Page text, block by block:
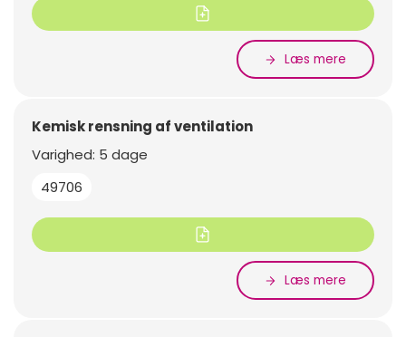
Læs mere
Kemisk rensning af ventilation
49706
Læs mere
Varighed: 5 dage